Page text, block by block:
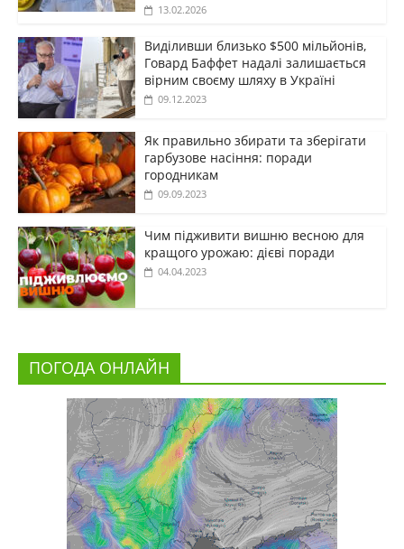
13.02.2026
Виділивши близько $500 мільйонів,
Говард Баффет надалі залишається
вірним своєму шляху в Україні
09.12.2023
Як правильно збирати та зберігати
гарбузове насіння: поради
городникам
09.09.2023
Чим підживити вишню весною для
кращого урожаю: дієві поради
04.04.2023
ПОГОДА ОНЛАЙН